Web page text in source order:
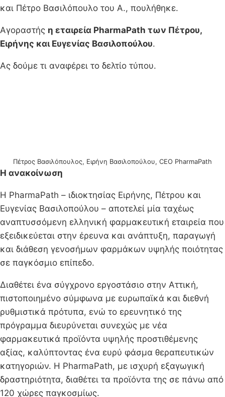
και Πέτρο Βασιλόπουλο του Α., πουλήθηκε.
Αγοραστής η εταιρεία PharmaPath των Πέτρου,
Ειρήνης και Ευγενίας Βασιλοπούλου.
Ας δούμε τι αναφέρει το δελτίο τύπου.
Πέτρος Βασιλόπουλος, Ειρήνη Βασιλοπούλου, CEO PharmaPath
Η ανακοίνωση
Η PharmaPath – ιδιοκτησίας Ειρήνης, Πέτρου και
Ευγενίας Βασιλοπούλου – αποτελεί μία ταχέως
αναπτυσσόμενη ελληνική φαρμακευτική εταιρεία που
εξειδικεύεται στην έρευνα και ανάπτυξη, παραγωγή
και διάθεση γενοσήμων φαρμάκων υψηλής ποιότητας
σε παγκόσμιο επίπεδο.
Διαθέτει ένα σύγχρονο εργοστάσιο στην Αττική,
πιστοποιημένο σύμφωνα με ευρωπαϊκά και διεθνή
ρυθμιστικά πρότυπα, ενώ το ερευνητικό της
πρόγραμμα διευρύνεται συνεχώς με νέα
φαρμακευτικά προϊόντα υψηλής προστιθέμενης
αξίας, καλύπτοντας ένα ευρύ φάσμα θεραπευτικών
κατηγοριών. Η PharmaPath, με ισχυρή εξαγωγική
δραστηριότητα, διαθέτει τα προϊόντα της σε πάνω από
120 χώρες παγκοσμίως.